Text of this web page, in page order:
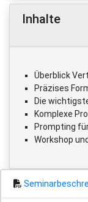
Inhalte
Überblick
Präzises
Die
Komplexe
Prompting
Workshop